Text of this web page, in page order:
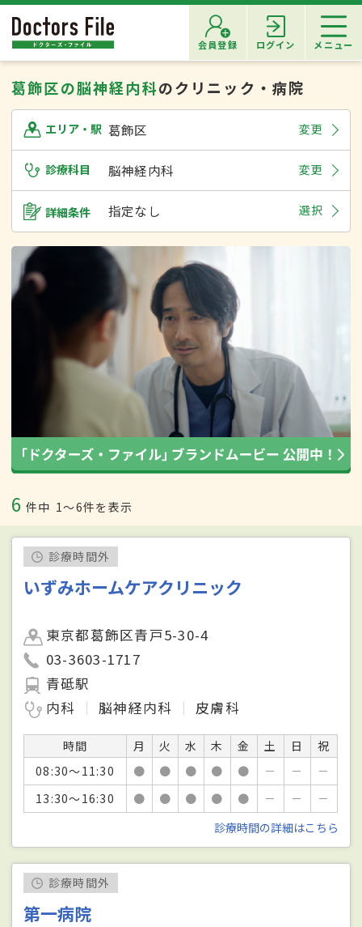
会員登録 ログイン メニュー
葛飾区の脳神経内科のクリニック・病院
エリア・駅 葛飾区 変更
診療科目 脳神経内科 変更
詳細条件 指定なし 選択
6 件中 1〜6件を表示
診療時間外
いずみホームケアクリニック
東京都葛飾区青戸5-30-4
03-3603-1717
青砥駅
内科
脳神経内科 皮膚科
時間 月 火 水 木 金 土 日
祝
08:30～11:30
● ● ● ● ● － －
－
13:30～16:30
● ● ● ● ● － －
－
診療時間の詳細はこちら
診療時間外
第一病院